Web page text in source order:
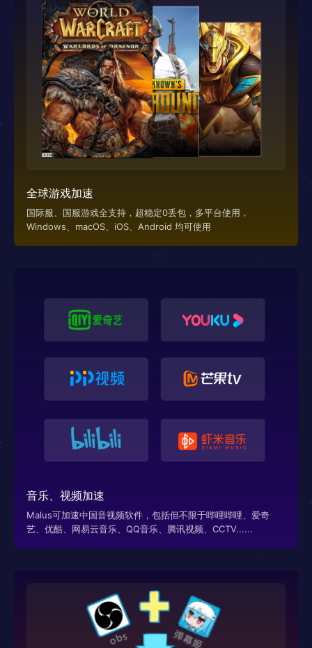
全球游戏加速
国际服、国服游戏全支持，超稳定0丢包，多平台使用，
Windows、macOS、iOS、Android 均可使用
音乐、视频加速
Malus可加速中国音视频软件，包括但不限于哔哩哔哩、爱奇
艺、优酷、网易云音乐、QQ音乐、腾讯视频、CCTV......